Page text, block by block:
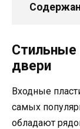
Стильные
двери
Входные
самых
обладают